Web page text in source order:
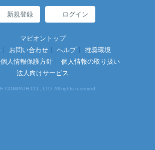
新規登録 ログイン
マピオントップ
お問い合わせ ヘルプ
推奨環境
個人情報保護方針
個人情報の取り扱い
法人向けサービス
COMPATH CO., LTD. All rights reserved.